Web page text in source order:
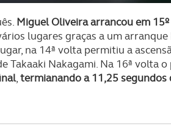
Miguel Oliveira arrancou em 15º
lugares graças a um arranque
na 14ª volta permitiu a
Takaaki Nakagami. Na 16ª volta
,termianando a 11,25 segundos